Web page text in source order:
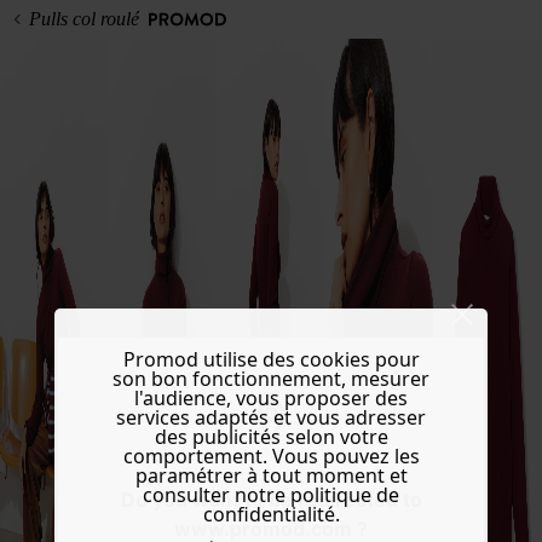
Do you want to be redirected to
www.promod.com ?
Pulls col roulé
Promod utilise des cookies pour
son bon fonctionnement, mesurer
l'audience, vous proposer des
services adaptés et vous adresser
des publicités selon votre
comportement. Vous pouvez les
paramétrer à tout moment et
consulter notre politique de
confidentialité.